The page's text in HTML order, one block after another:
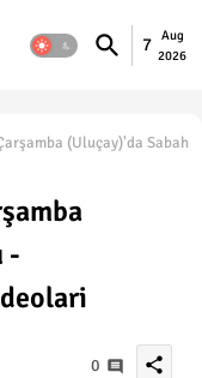
7
Aug
2026
(Uluçay)'da Sabah
-
0 share